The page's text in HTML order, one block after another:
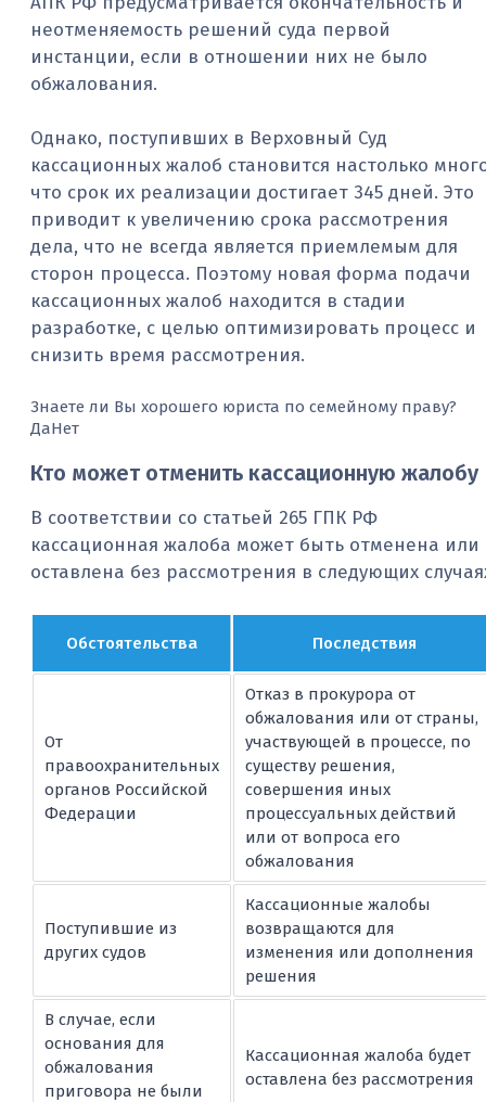
неотменяемость решений суда первой
инстанции, если в отношении них не было
обжалования.
Однако, поступивших в Верховный Суд
кассационных жалоб становится настолько
что срок их реализации достигает 345 дней. Это
приводит к увеличению срока рассмотрения
дела, что не всегда является приемлемым для
сторон процесса. Поэтому новая форма подачи
кассационных жалоб находится в стадии
разработке, с целью оптимизировать процесс и
снизить время рассмотрения.
Знаете ли Вы хорошего юриста по семейному праву?
ДаНет
Кто может отменить кассационную жалобу
В соответствии со статьей 265 ГПК РФ
кассационная жалоба может быть отменена или
оставлена без рассмотрения в следующих
Обстоятельства Последствия
От
правоохранительных
органов Российской
Федерации
Отказ в прокурора от
обжалования или от страны,
участвующей в процессе, по
существу решения,
совершения иных
процессуальных действий
или от вопроса его
обжалования
Поступившие из
других судов
Кассационные жалобы
возвращаются для
изменения или дополнения
решения
В случае, если
основания для
обжалования
приговора не были
Кассационная жалоба будет
оставлена без рассмотрения